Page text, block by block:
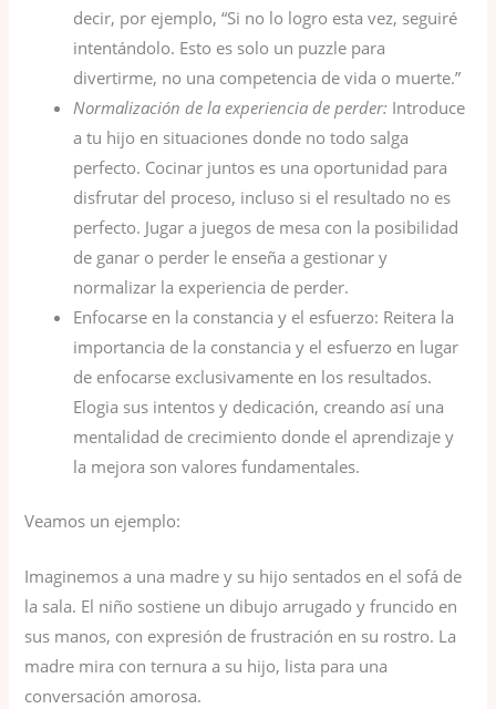
decir, por ejemplo, “Si no lo logro esta vez, seguiré
intentándolo. Esto es solo un puzzle para
divertirme, no una competencia de vida o muerte.”
Normalización de la experiencia de perder: Introduce
a tu hijo en situaciones donde no todo salga
perfecto. Cocinar juntos es una oportunidad para
disfrutar del proceso, incluso si el resultado no es
perfecto. Jugar a juegos de mesa con la posibilidad
de ganar o perder le enseña a gestionar y
normalizar la experiencia de perder.
Enfocarse en la constancia y el esfuerzo: Reitera la
importancia de la constancia y el esfuerzo en lugar
de enfocarse exclusivamente en los resultados.
Elogia sus intentos y dedicación, creando así una
mentalidad de crecimiento donde el aprendizaje y
la mejora son valores fundamentales.
Veamos un ejemplo:
Imaginemos a una madre y su hijo sentados en el sofá de
la sala. El niño sostiene un dibujo arrugado y fruncido en
sus manos, con expresión de frustración en su rostro. La
madre mira con ternura a su hijo, lista para una
conversación amorosa.